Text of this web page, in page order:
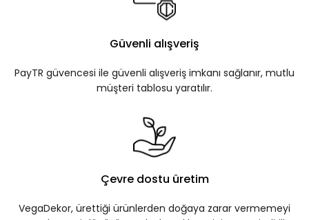
Güvenli alışveriş
PayTR güvencesi ile güvenli alışveriş imkanı sağlanır, mutlu
müşteri tablosu yaratılır.
Çevre dostu üretim
VegaDekor, ürettiği ürünlerden doğaya zarar vermemeyi